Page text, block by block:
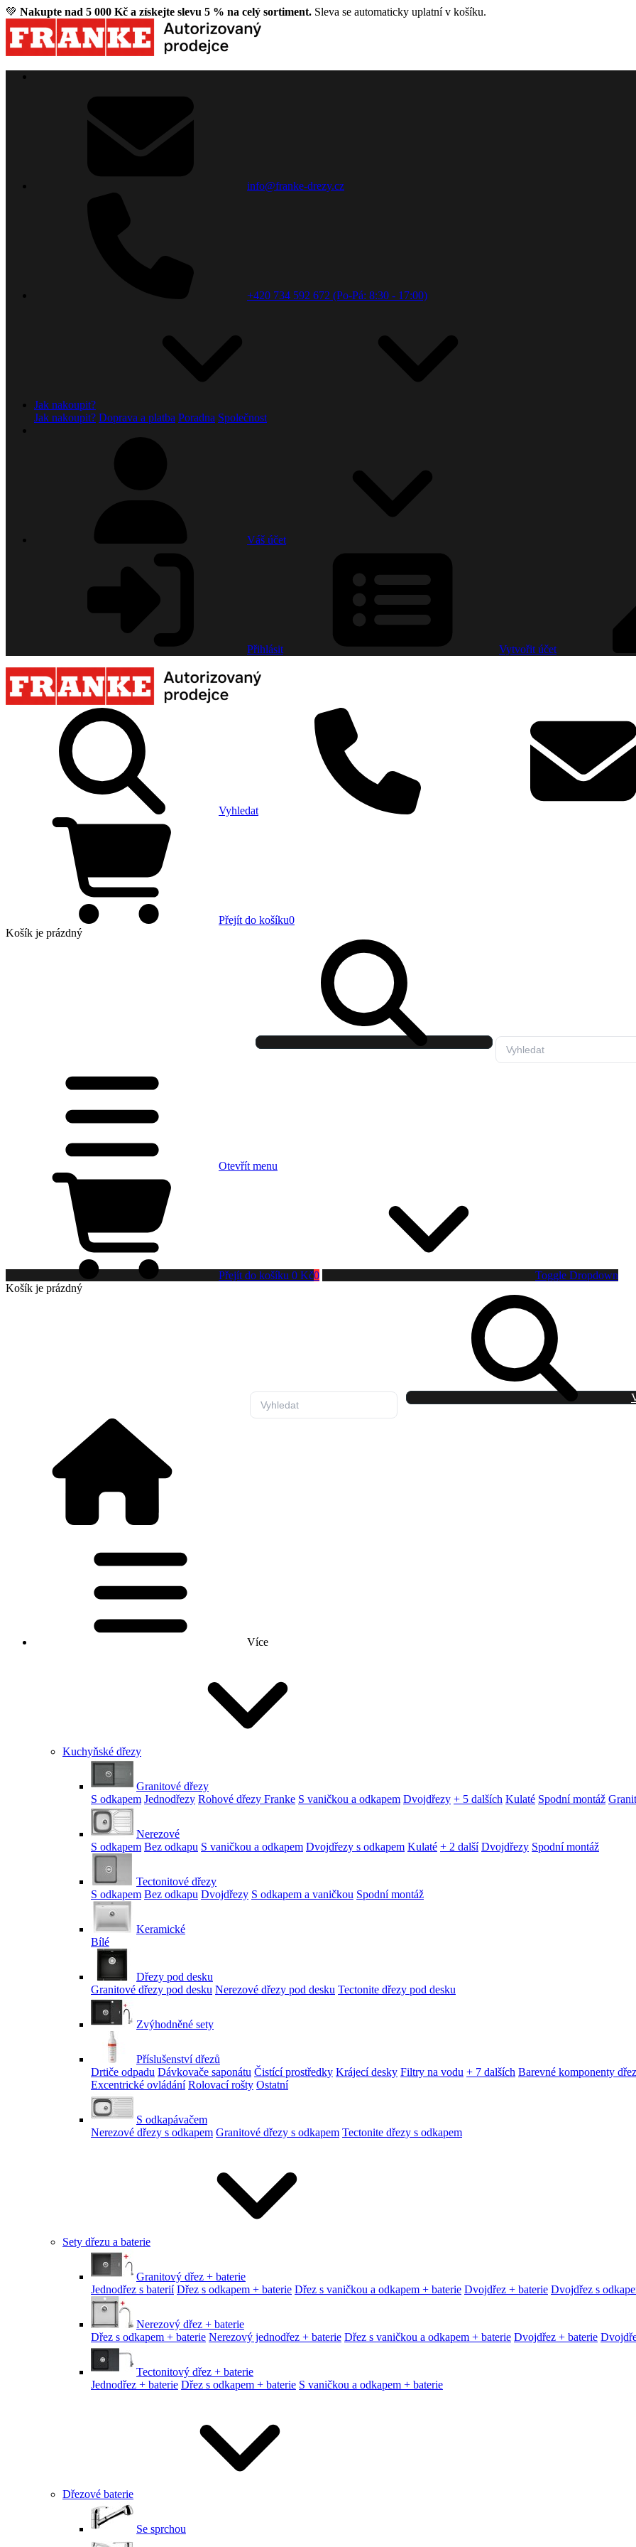
💚 Nakupte nad 5 000 Kč a získejte slevu 5 % na celý sortiment. Sleva se automaticky uplatní v košíku.
info@franke-drezy.cz
+420 734 592 672 (Po-Pá: 8:30 - 17:00)
Jak nakoupit?
Jak nakoupit? Doprava a platba Poradna Společnost
Váš účet
Přihlásit Vytvořit účet
Vyhledat
Přejít do košíku0
Košík je prázdný
Otevřít menu
Přejít do košíku 0 Kč0
Toggle Dropdown
Košík je prázdný
Více
Kuchyňské dřezy
Granitové dřezy
S odkapem Jednodřezy Rohové dřezy Franke S vaničkou a odkapem Dvojdřezy + 5 dalších Kulaté Spodní montáž
Nerezové
S odkapem Bez odkapu S vaničkou a odkapem Dvojdřezy s odkapem Kulaté + 2 další Dvojdřezy Spodní montáž
Tectonitové dřezy
S odkapem Bez odkapu Dvojdřezy S odkapem a vaničkou Spodní montáž
Keramické
Bílé
Dřezy pod desku
Granitové dřezy pod desku Nerezové dřezy pod desku Tectonite dřezy pod desku
Zvýhodněné sety
Příslušenství dřezů
Drtiče odpadu Dávkovače saponátu Čistící prostředky Krájecí desky Filtry na vodu + 7 dalších Barevné komponenty
Excentrické ovládání Rolovací rošty Ostatní
S odkapávačem
Nerezové dřezy s odkapem Granitové dřezy s odkapem Tectonite dřezy s odkapem
Sety dřezu a baterie
Granitový dřez + baterie
Jednodřez s baterií Dřez s odkapem + baterie Dřez s vaničkou a odkapem + baterie Dvojdřez + baterie Dvojdřez s
Nerezový dřez + baterie
Dřez s odkapem + baterie Nerezový jednodřez + baterie Dřez s vaničkou a odkapem + baterie Dvojdřez + baterie
Tectonitový dřez + baterie
Jednodřez + baterie Dřez s odkapem + baterie S vaničkou a odkapem + baterie
Dřezové baterie
Se sprchou